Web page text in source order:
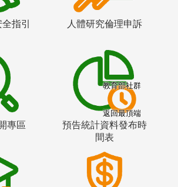
指引
人體研究倫理申訴
專區
預告統計資料發布時
間表
教育部社群
返回最頂端